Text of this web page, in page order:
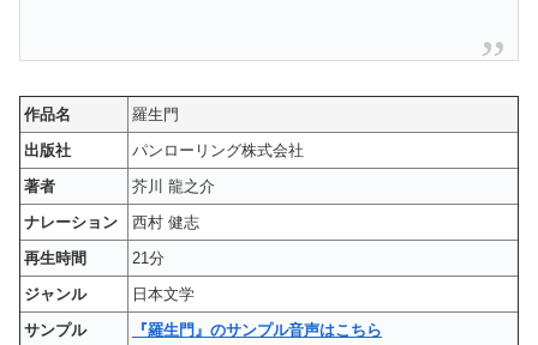
作品名
羅生門
出版社
パンローリング株式会社
著者
芥川 龍之介
ナレーション
西村 健志
再生時間
21分
ジャンル
日本文学
サンプル
『羅生門』のサンプル音声はこちら